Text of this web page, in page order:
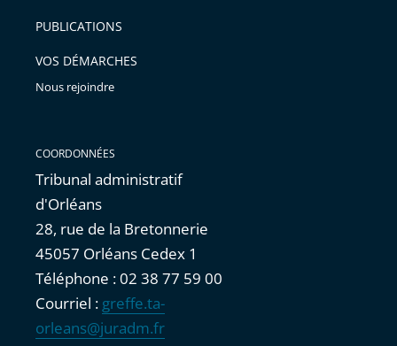
avant
PUBLICATIONS
VOS DÉMARCHES
Nous rejoindre
COORDONNÉES
Tribunal administratif
d'Orléans
28, rue de la Bretonnerie
45057 Orléans Cedex 1
Téléphone : 02 38 77 59 00
Courriel : greffe.ta-
orleans@juradm.fr